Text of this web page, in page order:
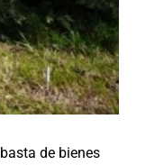
de bienes